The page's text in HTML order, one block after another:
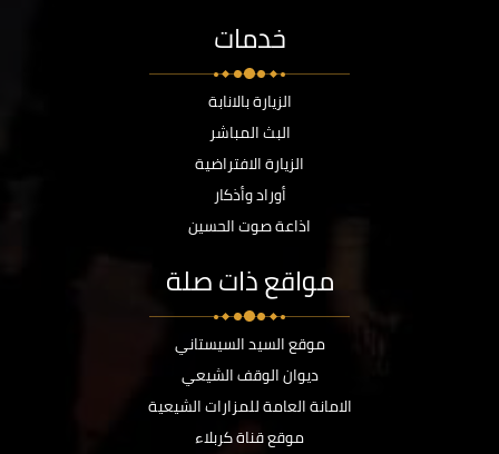
خدمات
الزيارة بالانابة
البث المباشر
الزيارة الافتراضية
أوراد وأذكار
اذاعة صوت الحسين
مواقع ذات صلة
موقع السيد السيستاني
ديوان الوقف الشيعي
الامانة العامة للمزارات الشيعية
موقع قناة كربلاء